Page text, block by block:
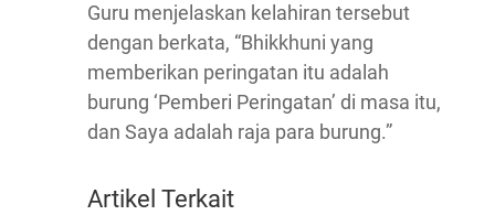
Guru menjelaskan kelahiran tersebut
dengan berkata, “Bhikkhuni yang
memberikan peringatan itu adalah
burung ‘Pemberi Peringatan’ di masa itu,
dan Saya adalah raja para burung.”
Artikel Terkait